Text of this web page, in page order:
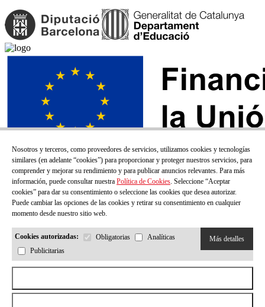
¡SUSCRÍBETE A NUESTRO BOLETÍN!
Correo electrónico
Nosotros y terceros, como proveedores de servicios, utilizamos cookies y tecnologías
similares (en adelante “cookies”) para proporcionar y proteger nuestros servicios, para
comprender y mejorar su rendimiento y para publicar anuncios relevantes. Para más
información, puede consultar nuestra Política de Cookies. Seleccione “Aceptar
cookies” para dar su consentimiento o seleccione las cookies que desea autorizar.
Puede cambiar las opciones de las cookies y retirar su consentimiento en cualquier
momento desde nuestro sitio web.
Cookies autorizadas: Obligatorias
Analíticas
Publicitarias
Más detalles